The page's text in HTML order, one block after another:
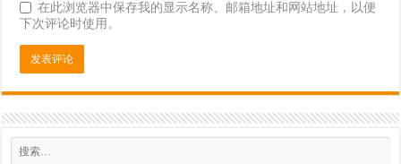
在此浏览器中保存我的显示名称、邮箱地址和网站地址，以便
下次评论时使用。